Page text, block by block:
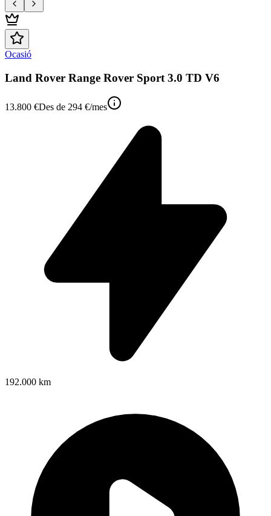
Ocasió
Land Rover Range Rover Sport 3.0 TD V6
13.800 €Des de 294 €/mes
192.000 km